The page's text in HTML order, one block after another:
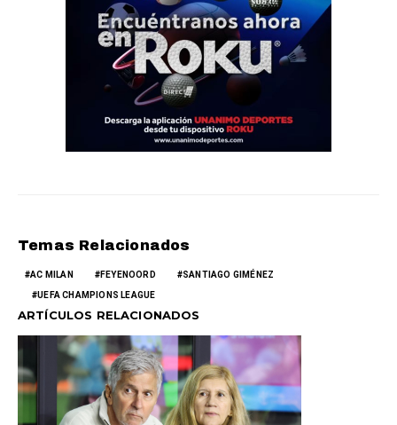
Temas Relacionados
AC MILAN FEYENOORD SANTIAGO GIMÉNEZ
UEFA CHAMPIONS LEAGUE
ARTÍCULOS RELACIONADOS